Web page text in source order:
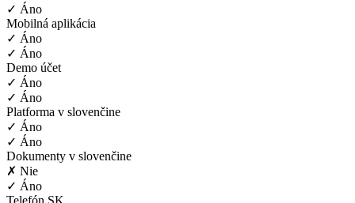
✓ Áno
Mobilná aplikácia
✓ Áno
✓ Áno
Demo účet
✓ Áno
✓ Áno
Platforma v slovenčine
✓ Áno
✓ Áno
Dokumenty v slovenčine
✗ Nie
✓ Áno
Telefón SK